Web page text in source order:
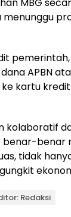
APBN
kartu
kolaboratif
benar-benar
tidak
Redaksi